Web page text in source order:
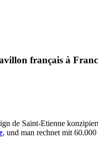
français à
de Saint-Etienne
, und man rechnet mit